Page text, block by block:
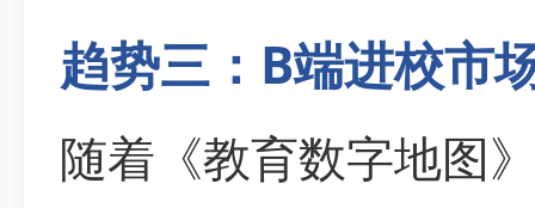
趋势三：B端进校市
随着《教育数字地图